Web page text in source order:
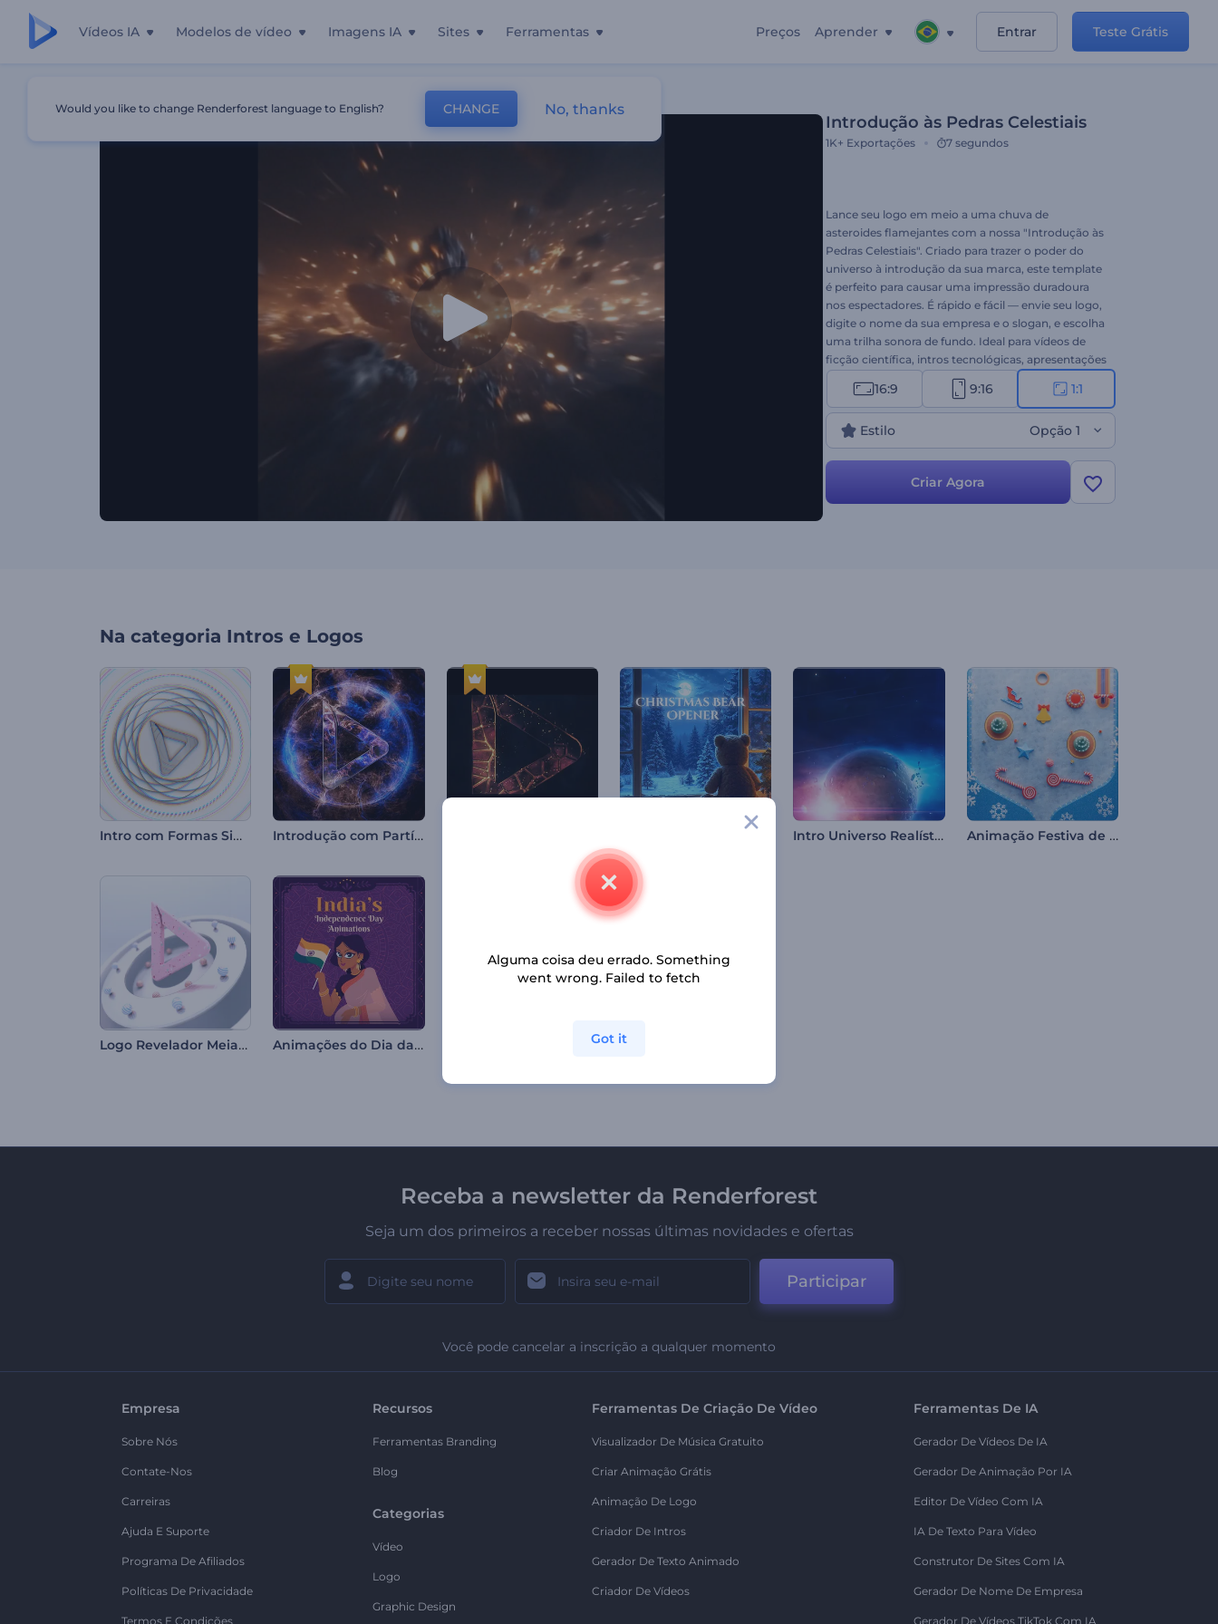
Vídeos IA Modelos de vídeo Imagens IA Sites Ferramentas Preços Aprender Entrar Teste Grátis
Introdução às Pedras Celestiais
1K+ Exportações 7 segundos
Lance seu logo em meio a uma chuva de
asteroides flamejantes com a nossa "Introdução às
Pedras Celestiais". Criado para trazer o poder do
universo à introdução da sua marca, este template
é perfeito para causar uma impressão duradoura
nos espectadores. É rápido e fácil — envie seu logo,
digite o nome da sua empresa e o slogan, e escolha
uma trilha sonora de fundo. Ideal para vídeos de
ficção científica, intros tecnológicas, apresentações
épicas e outros projetos com temática espacial.
Experimente agora!
16:9 9:16 1:1
Estilo Opção 1
Criar Agora
Na categoria Intros e Logos
Intro com Formas Simétricas Introdução com Partículas de Chama Neon Intro Universo Realístico Animação Festiva de Natal com Pinball
Logo Revelador Meia-Esfera Animações do Dia da Independência da Índia Introdução com Trilhas de Velocidade de Carro
Receba a newsletter da Renderforest
Seja um dos primeiros a receber nossas últimas novidades e ofertas
Participar
Você pode cancelar a inscrição a qualquer momento
Empresa
Sobre Nós
Contate-Nos
Carreiras
Ajuda E Suporte
Programa De Afiliados
Políticas De Privacidade
Termos E Condições
Recursos
Ferramentas Branding
Blog
Categorias
Vídeo
Logo
Graphic Design
Ferramentas De Criação De Vídeo
Visualizador De Música Gratuito
Criar Animação Grátis
Animação De Logo
Criador De Intros
Gerador De Texto Animado
Criador De Vídeos
Ferramentas De IA
Gerador De Vídeos De IA
Gerador De Animação Por IA
Editor De Vídeo Com IA
IA De Texto Para Vídeo
Construtor De Sites Com IA
Gerador De Nome De Empresa
Gerador De Vídeos TikTok Com IA
Would you like to change Renderforest language to English? CHANGE No, thanks
Alguma coisa deu errado. Something
went wrong. Failed to fetch
Got it